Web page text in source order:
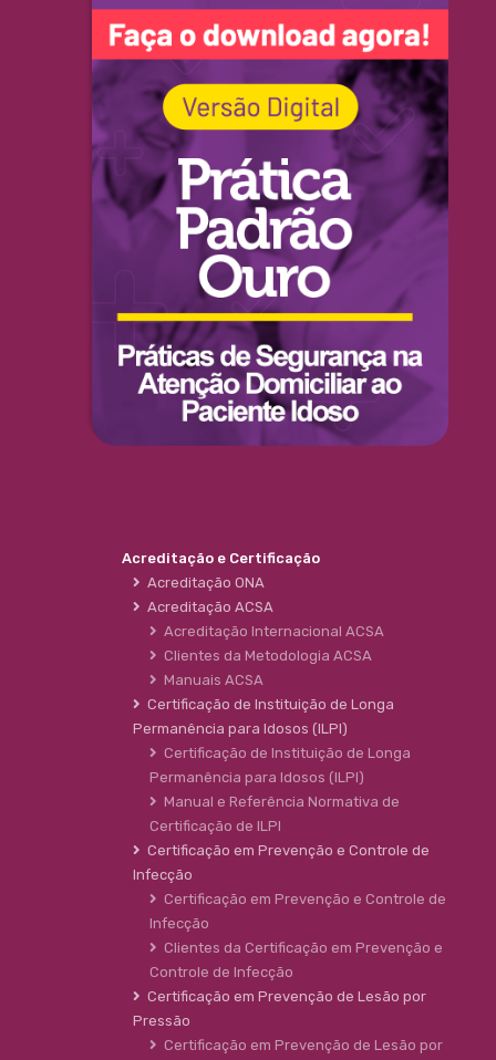
Acreditação e Certificação
Acreditação ONA
Acreditação ACSA
Acreditação Internacional ACSA
Clientes da Metodologia ACSA
Manuais ACSA
Certificação de Instituição de Longa
Permanência para Idosos (ILPI)
Certificação de Instituição de Longa
Permanência para Idosos (ILPI)
Manual e Referência Normativa de
Certificação de ILPI
Certificação em Prevenção e Controle de
Infecção
Certificação em Prevenção e Controle de
Infecção
Clientes da Certificação em Prevenção e
Controle de Infecção
Certificação em Prevenção de Lesão por
Pressão
Certificação em Prevenção de Lesão por